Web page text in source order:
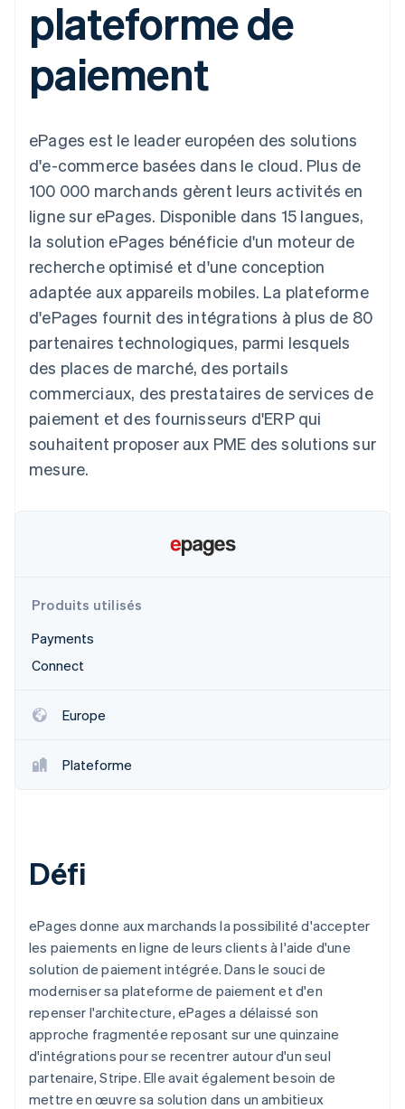
Moyens de
paiement
de 125
Terminal
Authorization
Boost
Acceptation
optimisée
Paiements
accélérés
Connections
Comptes
financiers
associés
Comptabilité
automatisée
Rapports
personnalisés
des données
Plus
Product roadmap
Découvrez les prochaines évolutions
Radar
Élimination du carbone
Découvrez comment Stripe construit l’infrastructure
l’application
Marketplaces
Gestion financière
Plateformes
SaaS
Par secteur
Entreprises d'IA
Économie des
créateurs
Jeux
Hôtellerie, voyages et
loisirs
Assurance
Médias et
divertissements
Organisations à but
non lucratif
Services aux
entreprises
Secteur public
Commerce en ligne
Stripe App Marketplace
Gérer des
abonnements
Proposer une
facturation à l'usage
Émettre des cartes
bancaires adossées à
services avec des
agents
Ressources
Intégrations
d'applications
Exemples de code
Blog des développeurs
État de l'API
Entreprise
Feuille de route
produits
Sessions : conférence
Communiqués de
presse
Stripe Press
Contact
Contacter notre équipe
Devenir partenaire
plateforme de
paiement
ePages est le leader européen des solutions
d'e-commerce basées dans le cloud. Plus de
100 000 marchands gèrent leurs activités en
ligne sur ePages. Disponible dans 15 langues,
la solution ePages bénéficie d'un moteur de
recherche optimisé et d'une conception
adaptée aux appareils mobiles. La plateforme
d'ePages fournit des intégrations à plus de 80
partenaires technologiques, parmi lesquels
des places de marché, des portails
commerciaux, des prestataires de services de
paiement et des fournisseurs d'ERP qui
souhaitent proposer aux PME des solutions sur
mesure.
Produits utilisés
Payments
Connect
Europe
Plateforme
Défi
ePages donne aux marchands la possibilité d'accepter
les paiements en ligne de leurs clients à l'aide d'une
solution de paiement intégrée. Dans le souci de
moderniser sa plateforme de paiement et d'en
repenser l'architecture, ePages a délaissé son
approche fragmentée reposant sur une quinzaine
d'intégrations pour se recentrer autour d'un seul
partenaire, Stripe. Elle avait également besoin de
mettre en œuvre sa solution dans un ambitieux